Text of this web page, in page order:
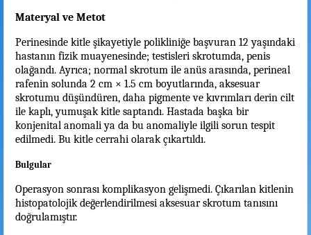
Materyal ve Metot
Perinesinde kitle şikayetiyle polikliniğe başvuran 12 yaşındaki
hastanın fizik muayenesinde; testisleri skrotumda, penis
olağandı. Ayrıca; normal skrotum ile anüs arasında, perineal
rafenin solunda 2 cm × 1.5 cm boyutlarında, aksesuar
skrotumu düşündüren, daha pigmente ve kıvrımları derin cilt
ile kaplı, yumuşak kitle saptandı. Hastada başka bir
konjenital anomali ya da bu anomaliyle ilgili sorun tespit
edilmedi. Bu kitle cerrahi olarak çıkartıldı.
Bulgular
Operasyon sonrası komplikasyon gelişmedi. Çıkarılan kitlenin
histopatolojik değerlendirilmesi aksesuar skrotum tanısını
doğrulamıştır.